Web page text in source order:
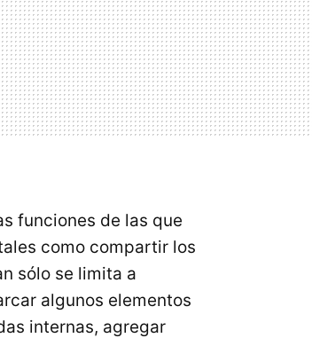
funciones de las que
como compartir los
sólo se limita a
algunos elementos
internas, agregar